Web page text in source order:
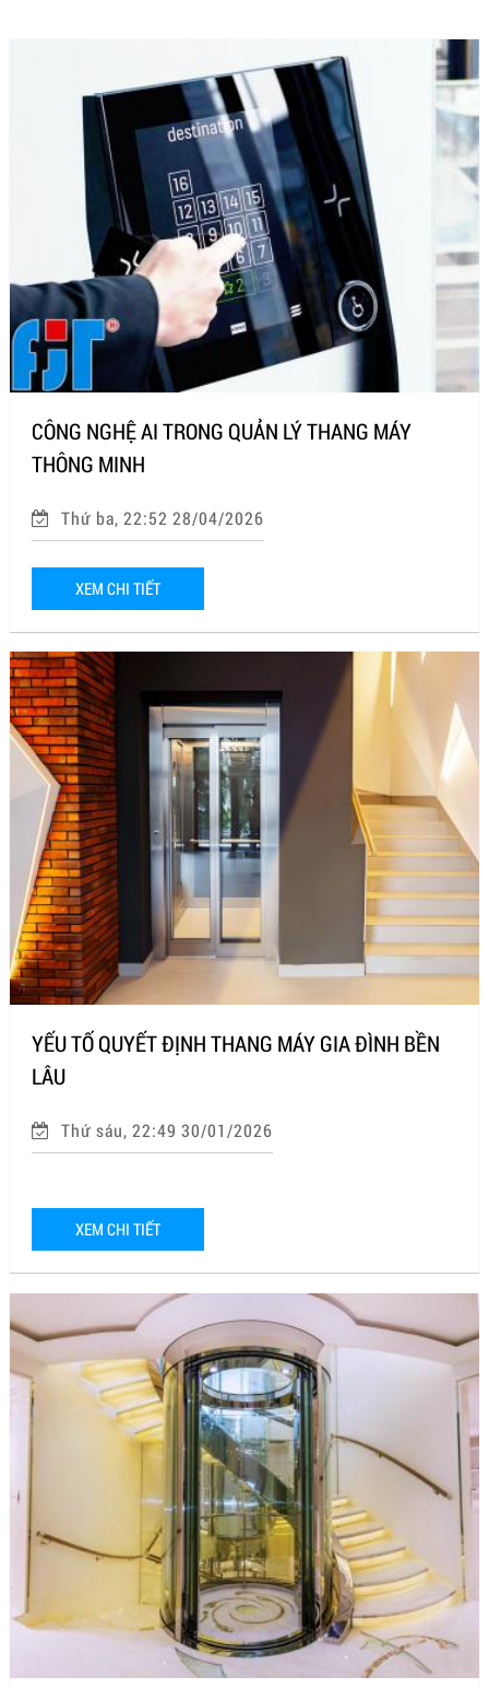
CÔNG NGHỆ AI TRONG QUẢN LÝ THANG MÁY
THÔNG MINH
Thứ ba, 22:52 28/04/2026
XEM CHI TIẾT
YẾU TỐ QUYẾT ĐỊNH THANG MÁY GIA ĐÌNH BỀN
LÂU
Thứ sáu, 22:49 30/01/2026
XEM CHI TIẾT